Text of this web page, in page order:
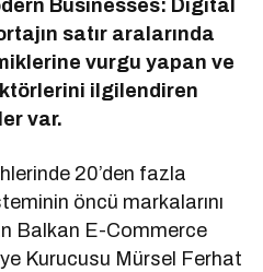
Businesses: Digital
satır aralarında
vurgu yapan ve
ilgilendiren
var.
20’den fazla
öncü markalarını
Balkan E-Commerce
Kurucusu Mürsel Ferhat